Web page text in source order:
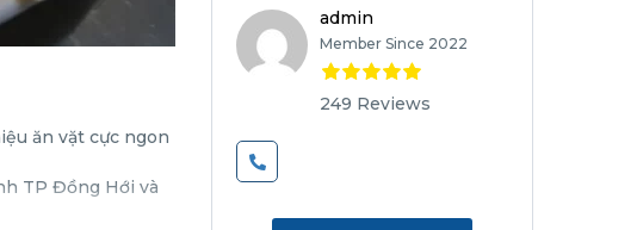
ăn vặt cực ngon
TP Đồng Hới và
admin
Member Since 2022
249 Reviews